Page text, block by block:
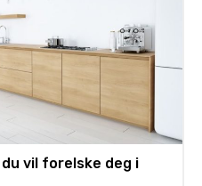
vil forelske deg i